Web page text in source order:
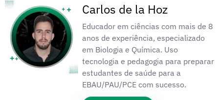
Carlos de la Hoz
Educador em ciências com mais de 8
anos de experiência, especializado
em Biologia e Química. Uso
tecnologia e pedagogia para preparar
estudantes de saúde para a
EBAU/PAU/PCE com sucesso.